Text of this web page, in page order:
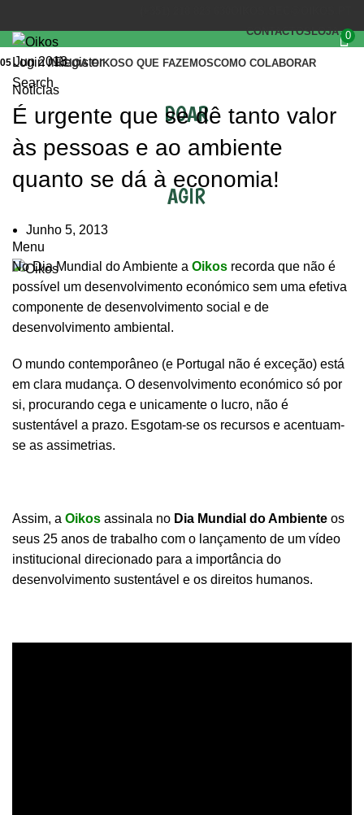
CONTACTOSLOJA 0
Login / Register
Search
INÍCIOA OIKOSO QUE FAZEMOSCOMO COLABORAR
DOAR
AGIR
Menu
Notícias
É urgente que se dê tanto valor
às pessoas e ao ambiente
quanto se dá à economia!
Junho 5, 2013
05 Jun 2013
No Dia Mundial do Ambiente a Oikos recorda que não é
possível um desenvolvimento económico sem uma efetiva
componente de desenvolvimento social e de
desenvolvimento ambiental.
O mundo contemporâneo (e Portugal não é exceção) está
em clara mudança. O desenvolvimento económico só por
si, procurando cega e unicamente o lucro, não é
sustentável a prazo. Esgotam-se os recursos e acentuam-
se as assimetrias.
Assim, a Oikos assinala no Dia Mundial do Ambiente os
seus 25 anos de trabalho com o lançamento de um vídeo
institucional direcionado para a importância do
desenvolvimento sustentável e os direitos humanos.